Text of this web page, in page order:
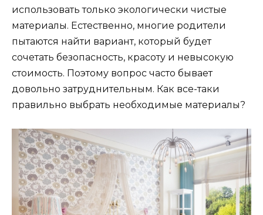
использовать только экологически чистые
материалы. Естественно, многие родители
пытаются найти вариант, который будет
сочетать безопасность, красоту и невысокую
стоимость. Поэтому вопрос часто бывает
довольно затруднительным. Как все-таки
правильно выбрать необходимые материалы?